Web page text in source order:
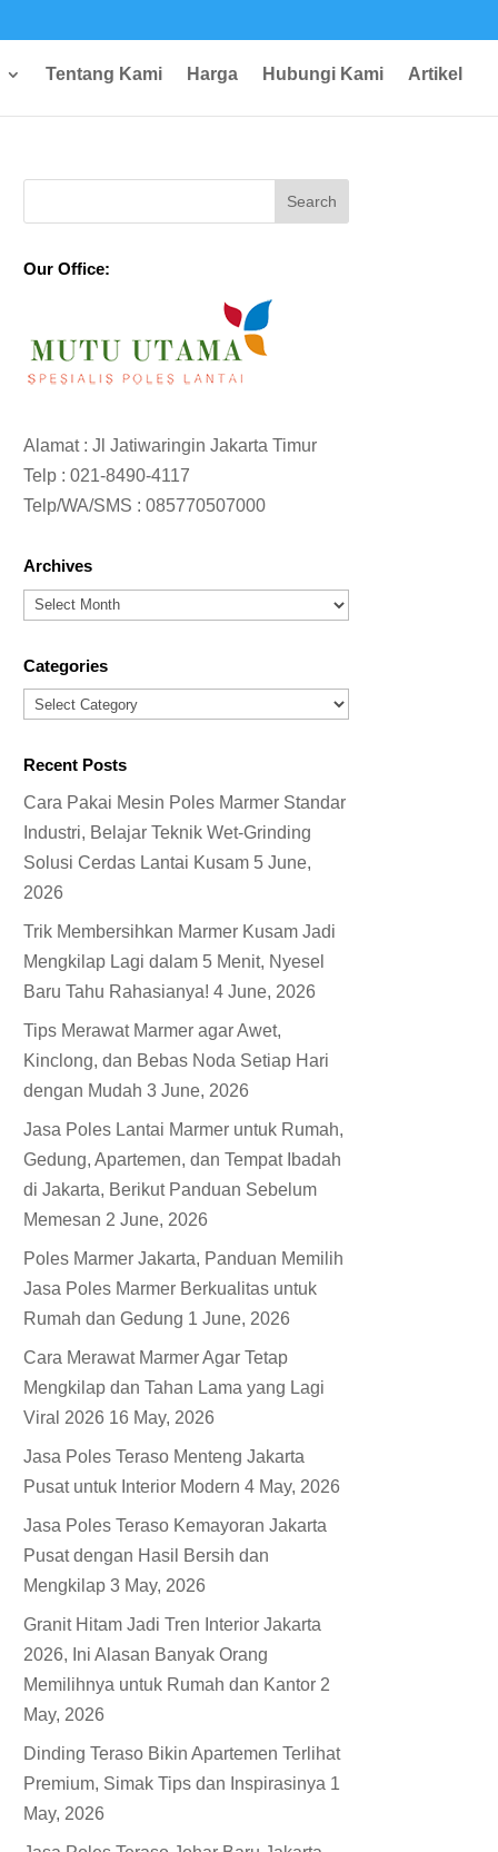
Tentang Kami Harga Hubungi Kami Artikel
Our Office:
Alamat : Jl Jatiwaringin Jakarta Timur
Telp :021-8490-4117
Telp/WA/SMS :085770507000
Archives
Archives
Categories
Categories
Recent Posts
Cara Pakai Mesin Poles Marmer Standar
Industri, Belajar Teknik Wet-Grinding
Solusi Cerdas Lantai Kusam 5 June,
2026
Trik Membersihkan Marmer Kusam Jadi
Mengkilap Lagi dalam 5 Menit, Nyesel
Baru Tahu Rahasianya! 4 June, 2026
Tips Merawat Marmer agar Awet,
Kinclong, dan Bebas Noda Setiap Hari
dengan Mudah 3 June, 2026
Jasa Poles Lantai Marmer untuk Rumah,
Gedung, Apartemen, dan Tempat Ibadah
di Jakarta, Berikut Panduan Sebelum
Memesan 2 June, 2026
Poles Marmer Jakarta, Panduan Memilih
Jasa Poles Marmer Berkualitas untuk
Rumah dan Gedung 1 June, 2026
Cara Merawat Marmer Agar Tetap
Mengkilap dan Tahan Lama yang Lagi
Viral 2026 16 May, 2026
Jasa Poles Teraso Menteng Jakarta
Pusat untuk Interior Modern 4 May, 2026
Jasa Poles Teraso Kemayoran Jakarta
Pusat dengan Hasil Bersih dan
Mengkilap 3 May, 2026
Granit Hitam Jadi Tren Interior Jakarta
2026, Ini Alasan Banyak Orang
Memilihnya untuk Rumah dan Kantor 2
May, 2026
Dinding Teraso Bikin Apartemen Terlihat
Premium, Simak Tips dan Inspirasinya 1
May, 2026